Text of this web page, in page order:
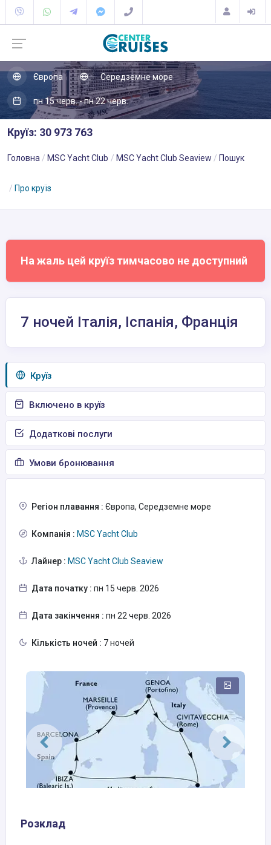
Європа Середземне море
пн 15 черв. - пн 22 черв.
Круїз: 30 973 763
Головна MSC Yacht Club MSC Yacht Club Seaview Пошук
Про круїз
На жаль цей круїз тимчасово не доступний
7 ночей Італія, Іспанія, Франція
Круїз
Включено в круїз
Додаткові послуги
Умови бронювання
Регіон плавання : Європа, Середземне море
Компанія : MSC Yacht Club
Лайнер : MSC Yacht Club Seaview
Дата початку : пн 15 черв. 2026
Дата закінчення : пн 22 черв. 2026
Кількість ночей : 7 ночей
Розклад